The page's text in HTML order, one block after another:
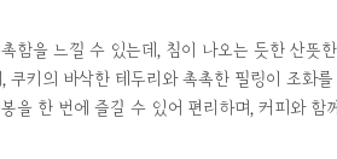
함을 느낄 수 있는데, 침이 나오는 듯한 산뜻
쿠키의 바삭한 테두리와 촉촉한 필링이 조화
을 한 번에 즐길 수 있어 편리하며, 커피와 함